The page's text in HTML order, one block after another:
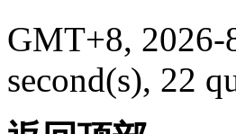
GMT+8, 2026-
second(s), 22